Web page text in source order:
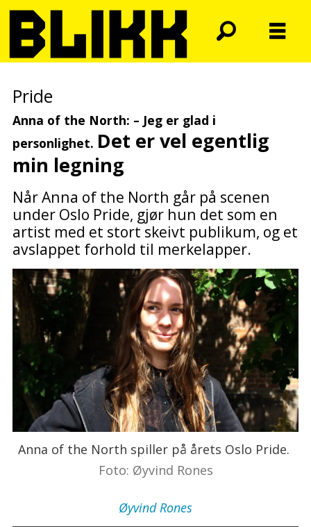
Pride
Anna of the North: – Jeg er glad i
personlighet. Det er vel egentlig
min legning
Når Anna of the North går på scenen
under Oslo Pride, gjør hun det som en
artist med et stort skeivt publikum, og et
avslappet forhold til merkelapper.
Anna of the North spiller på årets Oslo Pride.
Foto: Øyvind Rones
Øyvind Rones